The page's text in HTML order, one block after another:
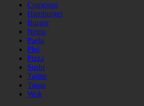
Couscous
Hamburger
Burger
Nems
Paëla
Phö
Pizza
Sushi
Tajine
Tapas
Wok